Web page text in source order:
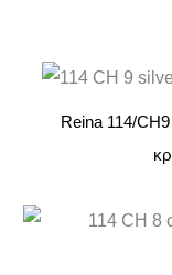
Reina 114/